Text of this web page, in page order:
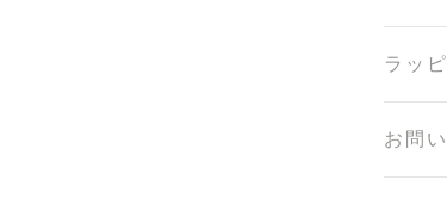
ラッ
お問